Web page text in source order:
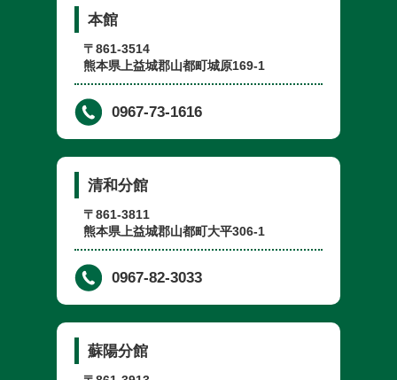
本館
〒861-3514
熊本県上益城郡山都町城原169-1
0967-73-1616
清和分館
〒861-3811
熊本県上益城郡山都町大平306-1
0967-82-3033
蘇陽分館